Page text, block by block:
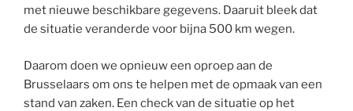
met nieuwe beschikbare gegevens. Daaruit bleek dat
de situatie veranderde voor bijna 500 km wegen.
Daarom doen we opnieuw een oproep aan de
Brusselaars om ons te helpen met de opmaak van een
stand van zaken. Een check van de situatie op het